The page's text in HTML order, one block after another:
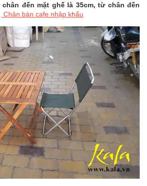
chân đến mặt ghế là 35cm, từ chân đến
Chân bàn cafe nhập khẩu